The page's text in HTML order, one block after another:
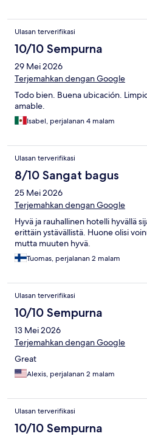
Ulasan terverifikasi
10/10 Sempurna
29 Mei 2026
Terjemahkan dengan Google
Todo bien. Buena ubicación.
amable.
Isabel, perjalanan 4 malam
Ulasan terverifikasi
8/10 Sangat bagus
25 Mei 2026
Terjemahkan dengan Google
Hyvä ja rauhallinen hotelli hyvällä
erittäin ystävällistä. Huone olisi
mutta muuten hyvä.
Tuomas, perjalanan 2 malam
Ulasan terverifikasi
10/10 Sempurna
13 Mei 2026
Terjemahkan dengan Google
Great
Alexis, perjalanan 2 malam
Ulasan terverifikasi
10/10 Sempurna